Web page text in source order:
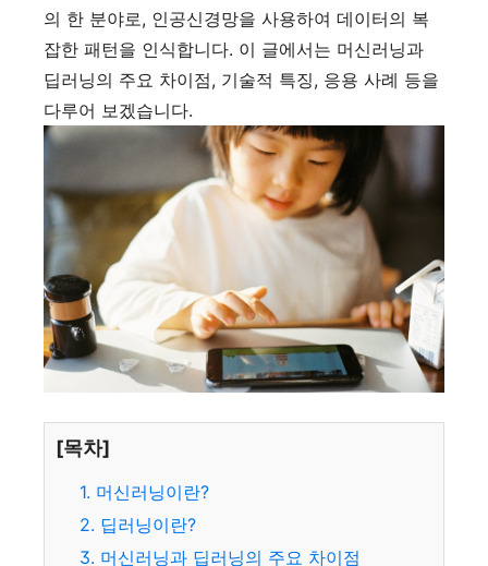
의 한 분야로, 인공신경망을 사용하여 데이터의 복
잡한 패턴을 인식합니다. 이 글에서는 머신러닝과
딥러닝의 주요 차이점, 기술적 특징, 응용 사례 등을
다루어 보겠습니다.
[목차]
1. 머신러닝이란?
2. 딥러닝이란?
3. 머신러닝과 딥러닝의 주요 차이점